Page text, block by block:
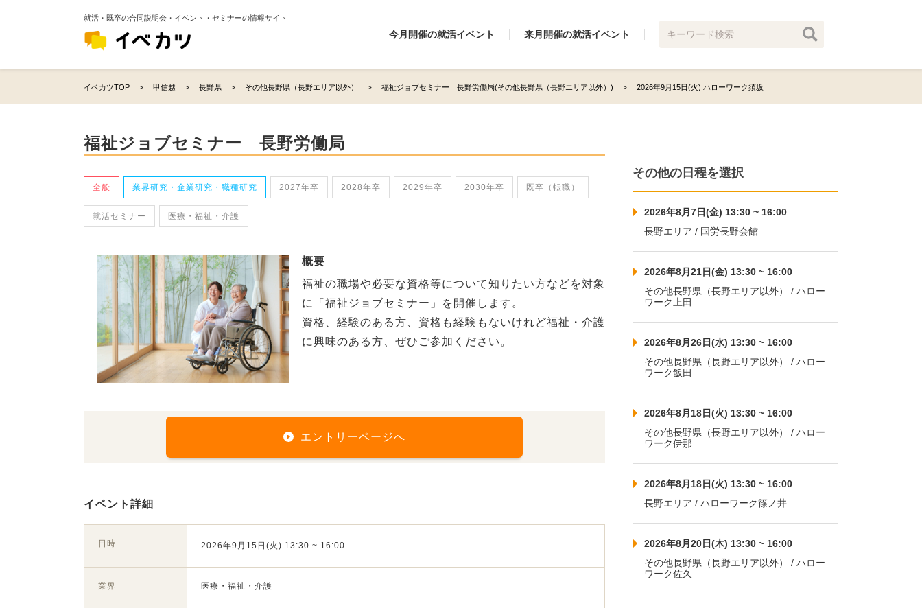
就活・既卒の合同説明会・イベント・セミナーの情報サイト
今月開催の就活イベント 来月開催の就活イベント
イベカツTOP 甲信越 長野県 その他長野県（長野エリア以外） 福祉ジョブセミナー 長野労働局(その他長野県（長野エリア以外）) 2026年9月15日(火) ハローワーク須坂
福祉ジョブセミナー 長野労働局
全般 業界研究・企業研究・職種研究 2027年卒 2028年卒 2029年卒 2030年卒 既卒（転職）
就活セミナー 医療・福祉・介護
概要
福祉の職場や必要な資格等について知りたい方などを対象
に「福祉ジョブセミナー」を開催します。
資格、経験のある方、資格も経験もないけれど福祉・介護
に興味のある方、ぜひご参加ください。
エントリーページへ
イベント詳細
日時 2026年9月15日(火) 13:30 ~ 16:00
業界 医療・福祉・介護
その他の日程を選択
2026年8月7日(金) 13:30 ~ 16:00
長野エリア / 国労長野会館
2026年8月21日(金) 13:30 ~ 16:00
その他長野県（長野エリア以外） / ハロー
ワーク上田
2026年8月26日(水) 13:30 ~ 16:00
その他長野県（長野エリア以外） / ハロー
ワーク飯田
2026年8月18日(火) 13:30 ~ 16:00
その他長野県（長野エリア以外） / ハロー
ワーク伊那
2026年8月18日(火) 13:30 ~ 16:00
長野エリア / ハローワーク篠ノ井
2026年8月20日(木) 13:30 ~ 16:00
その他長野県（長野エリア以外） / ハロー
ワーク佐久